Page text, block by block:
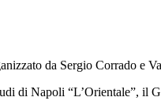
da Sergio Corrado e
di Napoli “L’Orientale”, il